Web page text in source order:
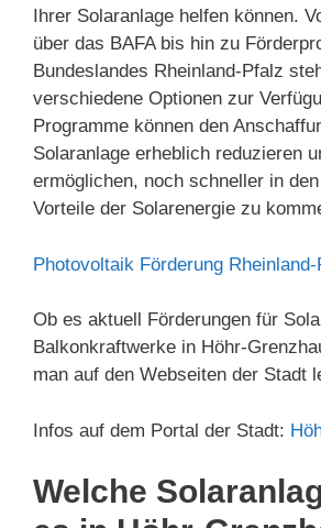
Ihrer Solaranlage helfen können.
über das BAFA bis hin zu
Bundeslandes Rheinland-Pfalz
verschiedene Optionen zur
Programme können den
Solaranlage erheblich reduzieren
ermöglichen, noch schneller in
Vorteile der Solarenergie zu
Photovoltaik Förderung Rheinland-
Ob es aktuell Förderungen für
Balkonkraftwerke in Höhr-
man auf den Webseiten der Stadt
Infos auf dem Portal der Stadt:
Welche